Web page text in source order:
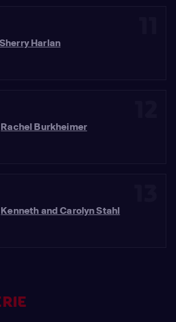
Sherry Harlan
Rachel Burkheimer
Kenneth and Carolyn Stahl